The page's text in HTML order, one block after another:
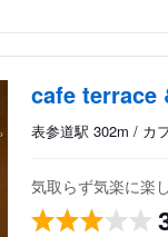
cafe terrace
表参道駅 302m / カ
気取らず気楽に楽